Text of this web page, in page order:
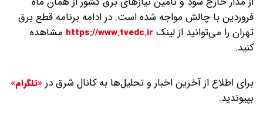
فروردین با چالش مواجه شده است. در ادامه برنامه قطع برق
تهران را می‌توانید از لینک https://www.tvedc.ir مشاهده
کنید.
برای اطلاع از آخرین اخبار و تحلیل‌ها به کانال شرق در «تلگرام»
بپیوندید.